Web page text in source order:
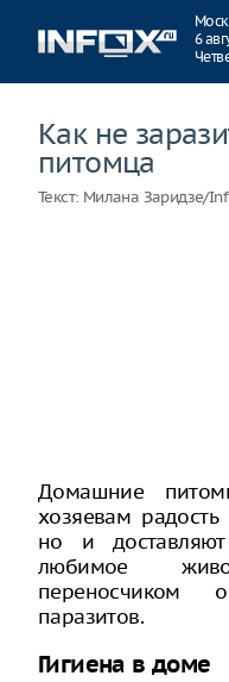
6
Как не
питомца
Текст: Милана Заридзе/
Домашние
хозяевам
но и
любимое
переносчиком
паразитов.
Гигиена в доме